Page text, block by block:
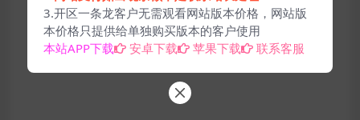
3.开区一条龙客户无需观看网站版本价格，网站版
本价格只提供给单独购买版本的客户使用
本站APP下载
安卓下载 苹果下载 联系客服